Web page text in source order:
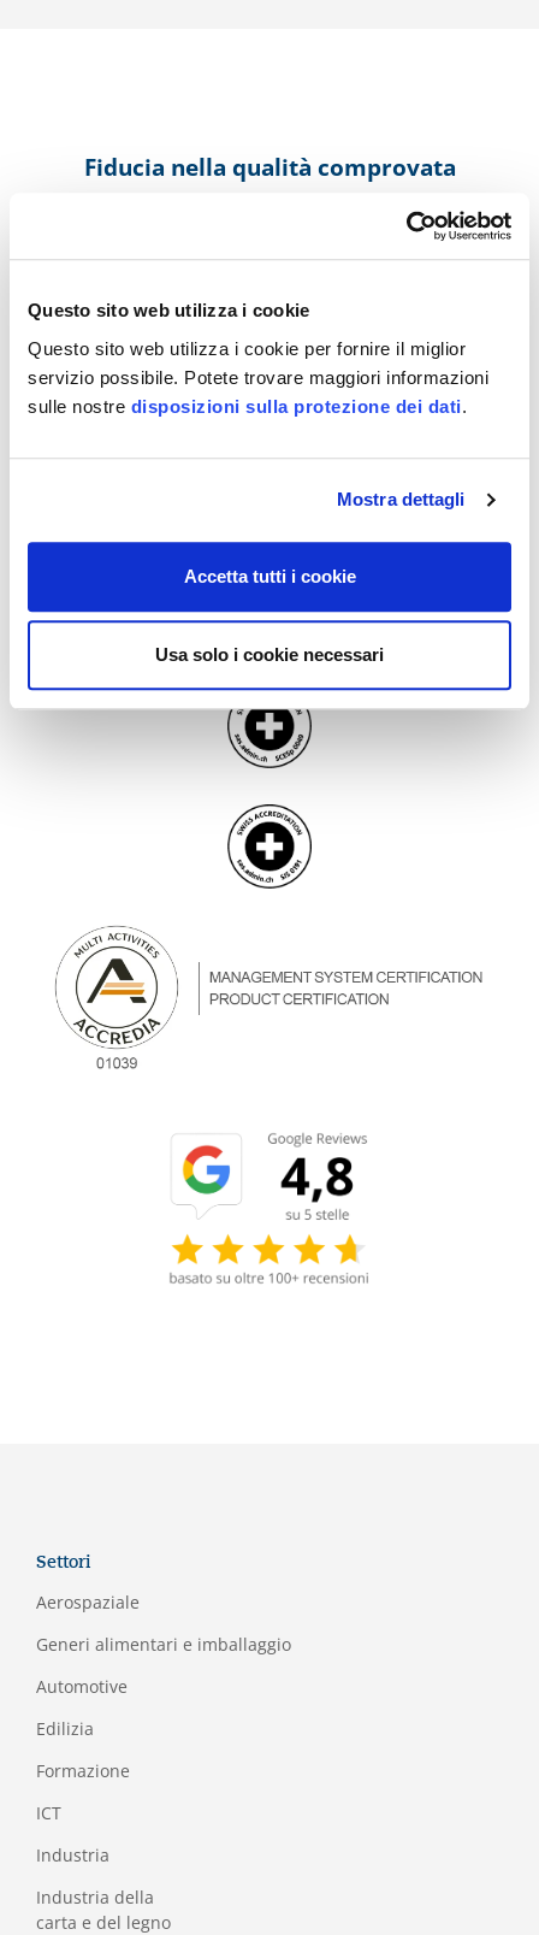
Questo sito web utilizza i cookie
Questo sito web utilizza i cookie per fornire il miglior
servizio possibile. Potete trovare maggiori informazioni
sulle nostre disposizioni sulla protezione dei dati.
Mostra dettagli
Accetta tutti i cookie
Usa solo i cookie necessari
Fiducia nella qualità comprovata
, che rendono le
vostre certificazioni riconosciute e affidabili a livello
globale.
Settori
Aerospaziale
Generi alimentari e imballaggio
Automotive
Edilizia
Formazione
ICT
Industria
Industria della
carta e del legno